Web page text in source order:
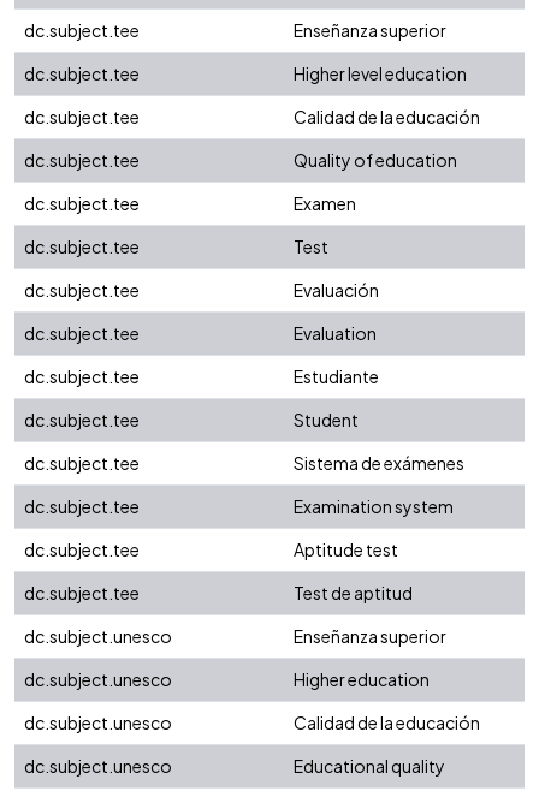
dc.subject.tee
Enseñanza superior
dc.subject.tee
Higher level education
dc.subject.tee
Calidad de la educación
dc.subject.tee
Quality of education
dc.subject.tee
Examen
dc.subject.tee
Test
dc.subject.tee
Evaluación
dc.subject.tee
Evaluation
dc.subject.tee
Estudiante
dc.subject.tee
Student
dc.subject.tee
Sistema de exámenes
dc.subject.tee
Examination system
dc.subject.tee
Aptitude test
dc.subject.tee
Test de aptitud
dc.subject.unesco
Enseñanza superior
dc.subject.unesco
Higher education
dc.subject.unesco
Calidad de la educación
dc.subject.unesco
Educational quality